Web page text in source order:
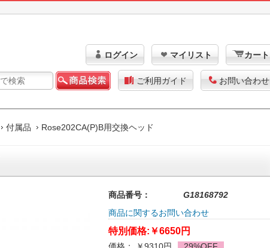
ログイン マイリスト カート
ご利用ガイド お問い合わせ
付属品 Rose202CA(P)B用交換ヘッド
商品番号：
G18168792
商品に関するお問い合わせ
特別価格: ￥6650円